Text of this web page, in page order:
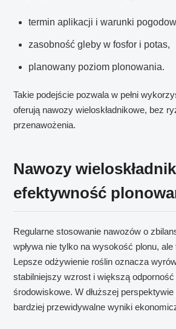
termin aplikacji i warunki
zasobność gleby w fosfor i potas,
planowany poziom plonowania.
Takie podejście pozwala w pełni
oferują nawozy wieloskładnikowe, bez
przenawożenia.
Nawozy
efektywność
Regularne stosowanie nawozów o
wpływa nie tylko na wysokość plonu,
Lepsze odżywienie roślin oznacza
stabilniejszy wzrost i większą
środowiskowe. W dłuższej perspektywie
bardziej przewidywalne wyniki